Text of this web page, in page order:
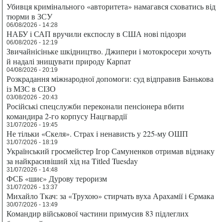
Убивця кримінального «авторитета» намагався сховатись від
тюрми в ЗСУ
06/08/2026 - 14:28
НАБУ і САП вручили експослу в США нові підозри
06/08/2026 - 12:19
Звичайнісіньке шкідництво. Джипери і мотокросери хочуть
й надалі знищувати природу Карпат
04/08/2026 - 20:19
Розкрадання міжнародної допомоги: суд відправив Банькова
із МЗС в СІЗО
03/08/2026 - 20:43
Російські спецслужби переконали пенсіонера вбити
командира 2-го корпусу Нацгвардії
31/07/2026 - 19:45
Не тільки «Скеля». Страх і ненависть у 225-му ОШП
31/07/2026 - 18:19
Український гросмейстер Ігор Самуненков отримав відзнаку
за найкрасивіший хід на Titled Tuesday
31/07/2026 - 14:48
ФСБ «шиє» Дурову тероризм
31/07/2026 - 13:37
Михайло Ткач: за «Трухою» стирчать вуха Арахамії і Єрмака
30/07/2026 - 13:49
Командир військової частини примусив 83 підлеглих